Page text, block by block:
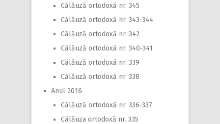
Călăuză ortodoxă nr. 345
Călăuză ortodoxă nr. 343-344
Călăuză ortodoxă nr. 342
Călăuză ortodoxă nr. 340-341
Călăuză ortodoxă nr. 339
Călăuză ortodoxă nr. 338
Anul 2016
Călăuză ortodoxă nr. 336-337
Călăuza ortodoxă nr. 335